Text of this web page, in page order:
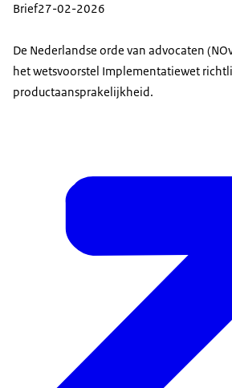
Brief27-02-2026
De Nederlandse orde van advocaten
het wetsvoorstel Implementatiewet
productaansprakelijkheid.